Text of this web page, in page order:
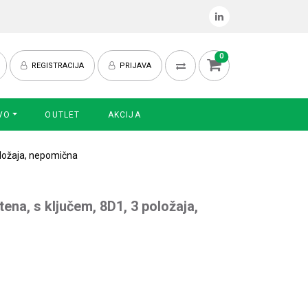
REGISTRACIJA PRIJAVA
0
OUTLET AKCIJA
nepomična
s ključem, 8D1, 3 položaja,